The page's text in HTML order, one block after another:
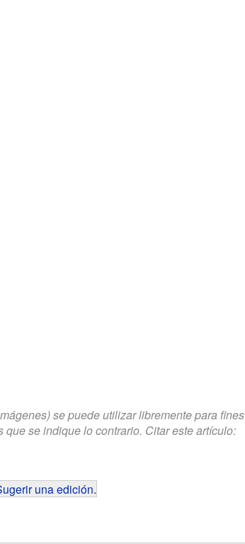
se puede utilizar libremente para fines
que se indique lo contrario. Citar este artículo:
una edición.